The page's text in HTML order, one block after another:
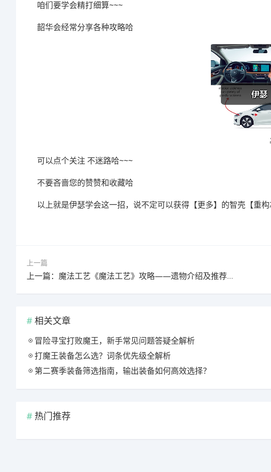
咱们要学会精打细算~~~
韶华会经常分享各种攻略哈
可以点个关注 不迷路哈~~~
不要吝啬您的赞赞和收藏哈
以上就是伊瑟学会这一招，说不定可以获得【更多】的智壳【重构
上一篇
上一篇：魔法工艺《魔法工艺》攻略——遗物介绍及推荐（上）
相关文章
冒险寻宝打败魔王，新手常见问题答疑全解析
打魔王装备怎么选？词条优先级全解析
第二赛季装备筛选指南，输出装备如何高效选择？
热门推荐